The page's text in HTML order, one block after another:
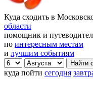
Куда сходить в
области
помощник и
по интересным местам
и лучшим событиям
куда пойти сегодня